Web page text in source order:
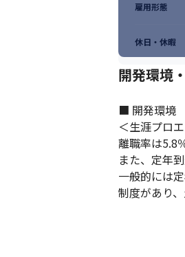
雇用形態
休日・休暇
開発環境
■ 開発環境
＜生涯プロ
離職率は5.8
また、定年
一般的には
制度があり